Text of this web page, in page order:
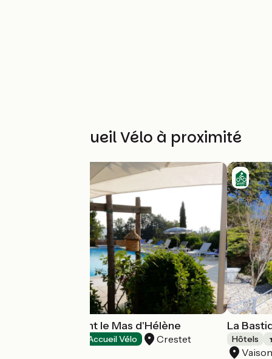
Autres Accueil Vélo à proximité
Hôtel-Restaurant le Mas d'Hélène
Accueil Vélo Crestet
La
Hôtels